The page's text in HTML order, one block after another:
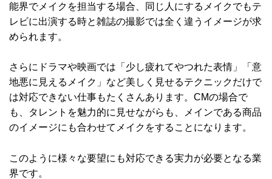
能界でメイクを担当する場合、同じ人にするメイクでもテ
レビに出演する時と雑誌の撮影では全く違うイメージが求
められます。
さらにドラマや映画では「少し疲れてやつれた表情」「意
地悪に見えるメイク」など美しく見せるテクニックだけで
は対応できない仕事もたくさんあります。CMの場合で
も、タレントを魅力的に見せながらも、メインである商品
のイメージにも合わせてメイクをすることになります。
このように様々な要望にも対応できる実力が必要となる業
界です。